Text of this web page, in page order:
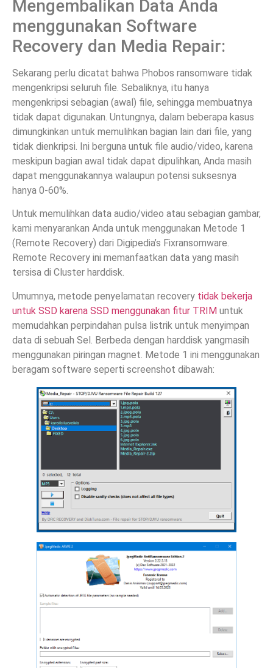
Mengembalikan Data Anda
menggunakan Software
Recovery dan Media Repair:
Sekarang perlu dicatat bahwa Phobos ransomware tidak
mengenkripsi seluruh file. Sebaliknya, itu hanya
mengenkripsi sebagian (awal) file, sehingga membuatnya
tidak dapat digunakan. Untungnya, dalam beberapa kasus
dimungkinkan untuk memulihkan bagian lain dari file, yang
tidak dienkripsi. Ini berguna untuk file audio/video, karena
meskipun bagian awal tidak dapat dipulihkan, Anda masih
dapat menggunakannya walaupun potensi suksesnya
hanya 0-60%.
Untuk memulihkan data audio/video atau sebagian gambar,
kami menyarankan Anda untuk menggunakan Metode 1
(Remote Recovery) dari Digipedia’s Fixransomware.
Remote Recovery ini memanfaatkan data yang masih
tersisa di Cluster harddisk.
Umumnya, metode penyelamatan recovery tidak bekerja
untuk SSD karena SSD menggunakan fitur TRIM untuk
memudahkan perpindahan pulsa listrik untuk menyimpan
data di sebuah Sel. Berbeda dengan harddisk yangmasih
menggunakan piringan magnet. Metode 1 ini menggunakan
beragam software seperti screenshot dibawah: